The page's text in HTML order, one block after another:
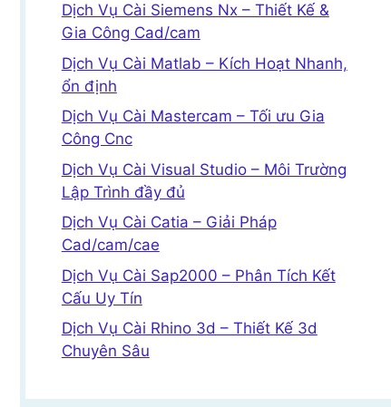
Dịch Vụ Cài Siemens Nx – Thiết Kế &
Gia Công Cad/cam
Dịch Vụ Cài Matlab – Kích Hoạt Nhanh,
ổn định
Dịch Vụ Cài Mastercam – Tối ưu Gia
Công Cnc
Dịch Vụ Cài Visual Studio – Môi Trường
Lập Trình đầy đủ
Dịch Vụ Cài Catia – Giải Pháp
Cad/cam/cae
Dịch Vụ Cài Sap2000 – Phân Tích Kết
Cấu Uy Tín
Dịch Vụ Cài Rhino 3d – Thiết Kế 3d
Chuyên Sâu